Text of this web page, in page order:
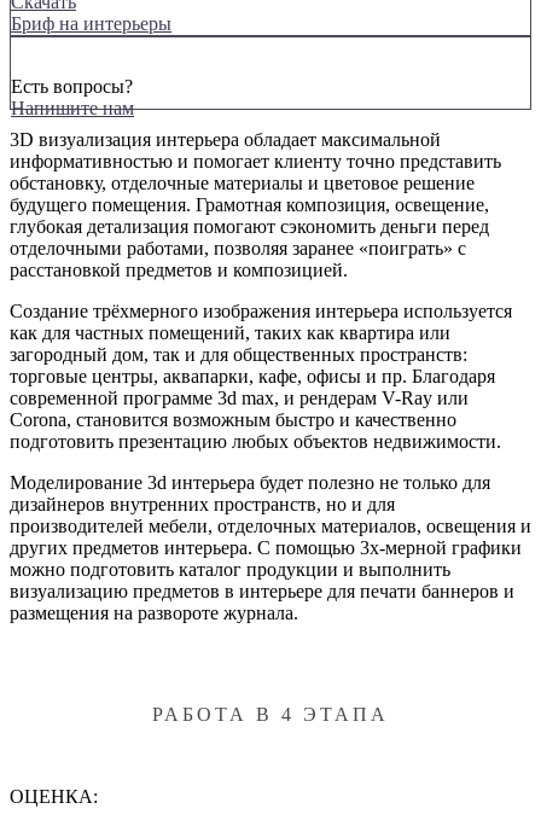
Бриф на интерьеры
Есть вопросы?
Напишите нам
3D визуализация интерьера обладает максимальной
информативностью и помогает клиенту точно представить
обстановку, отделочные материалы и цветовое решение
будущего помещения. Грамотная композиция, освещение,
глубокая детализация помогают сэкономить деньги перед
отделочными работами, позволяя заранее «поиграть» с
расстановкой предметов и композицией.
Создание трёхмерного изображения интерьера используется
как для частных помещений, таких как квартира или
загородный дом, так и для общественных пространств:
торговые центры, аквапарки, кафе, офисы и пр. Благодаря
современной программе 3d max, и рендерам V-Ray или
Corona, становится возможным быстро и качественно
подготовить презентацию любых объектов недвижимости.
Моделирование 3d интерьера будет полезно не только для
дизайнеров внутренних пространств, но и для
производителей мебели, отделочных материалов, освещения и
других предметов интерьера. С помощью 3х-мерной графики
можно подготовить каталог продукции и выполнить
визуализацию предметов в интерьере для печати баннеров и
размещения на развороте журнала.
РАБОТА В 4 ЭТАПА
ОЦЕНКА: